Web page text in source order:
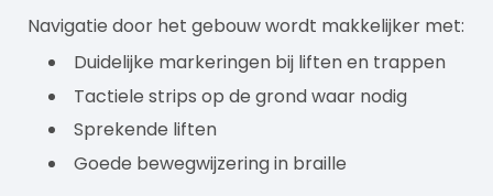
Navigatie door het gebouw wordt makkelijker met:
Duidelijke markeringen bij liften en trappen
Tactiele strips op de grond waar nodig
Sprekende liften
Goede bewegwijzering in braille